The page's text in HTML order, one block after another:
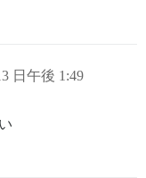
日午後 1:49